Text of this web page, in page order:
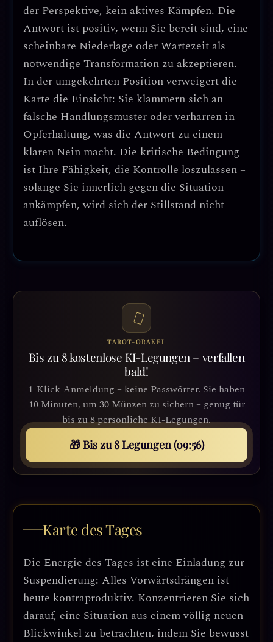
der Perspektive, kein aktives Kämpfen. Die
Antwort ist positiv, wenn Sie bereit sind, eine
scheinbare Niederlage oder Wartezeit als
notwendige Transformation zu akzeptieren.
In der umgekehrten Position verweigert die
Karte die Einsicht: Sie klammern sich an
falsche Handlungsmuster oder verharren in
Opferhaltung, was die Antwort zu einem
klaren Nein macht. Die kritische Bedingung
ist Ihre Fähigkeit, die Kontrolle loszulassen –
solange Sie innerlich gegen die Situation
ankämpfen, wird sich der Stillstand nicht
auflösen.
TAROT-ORAKEL
Bis zu 8 kostenlose KI-Legungen – verfallen
bald!
1-Klick-Anmeldung – keine Passwörter. Sie haben
10 Minuten, um 30 Münzen zu sichern – genug für
bis zu 8 persönliche KI-Legungen.
🎁 Bis zu 8 Legungen (09:54)
Karte des Tages
Die Energie des Tages ist eine Einladung zur
Suspendierung: Alles Vorwärtsdrängen ist
heute kontraproduktiv. Konzentrieren Sie sich
darauf, eine Situation aus einem völlig neuen
Blickwinkel zu betrachten, indem Sie bewusst